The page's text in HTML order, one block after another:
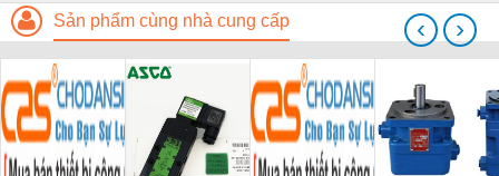
Sản phẩm cùng nhà cung cấp ‹ ›